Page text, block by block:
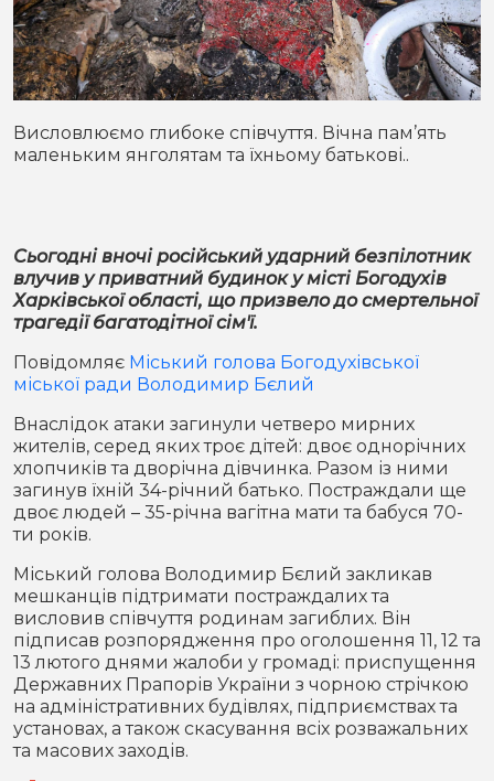
Здоров'я
Приватна думка
В кулуарах
Місто
Конфлікти
Спорт
Контакти
Підписатись на нас у Telegram
Висловлюємо глибоке співчуття. Вічна пам’ять
маленьким янголятам та їхньому батькові..
Сьогодні вночі російський ударний безпілотник
влучив у приватний будинок у місті Богодухів
Харківської області, що призвело до смертельної
трагедії багатодітної сім'ї.
Повідомляє Міський голова Богодухівської
міської ради Володимир Бєлий
Внаслідок атаки загинули четверо мирних
жителів, серед яких троє дітей: двоє однорічних
хлопчиків та дворічна дівчинка. Разом із ними
загинув їхній 34-річний батько. Постраждали ще
двоє людей – 35-річна вагітна мати та бабуся 70-
ти років.
Міський голова Володимир Бєлий закликав
мешканців підтримати постраждалих та
висловив співчуття родинам загиблих. Він
підписав розпорядження про оголошення 11, 12 та
13 лютого днями жалоби у громаді: приспущення
Державних Прапорів України з чорною стрічкою
на адміністративних будівлях, підприємствах та
установах, а також скасування всіх розважальних
та масових заходів.